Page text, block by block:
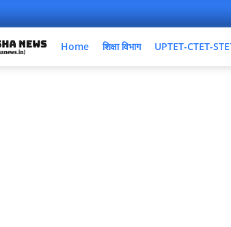
Home शिक्षा विभाग UPTET-CTET-